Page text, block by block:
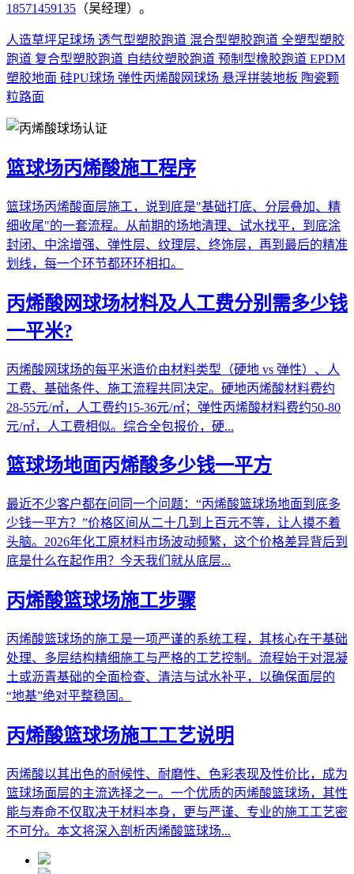
18571459135 （吴经理）。
人造草坪足球场 透气型塑胶跑道 混合型塑胶跑道 全塑型塑胶
跑道 复合型塑胶跑道 自结纹塑胶跑道 预制型橡胶跑道 EPDM
塑胶地面 硅PU球场 弹性丙烯酸网球场 悬浮拼装地板 陶瓷颗
粒路面
篮球场丙烯酸施工程序
篮球场丙烯酸面层施工，说到底是"基础打底、分层叠加、精
细收尾"的一套流程。从前期的场地清理、试水找平，到底涂
封闭、中涂增强、弹性层、纹理层、终饰层，再到最后的精准
划线，每一个环节都环环相扣。
丙烯酸网球场材料及人工费分别需多少钱
一平米?
丙烯酸网球场的每平米造价由材料类型（硬地 vs 弹性）、人
工费、基础条件、施工流程共同决定。硬地丙烯酸材料费约
28-55元/㎡，人工费约15-36元/㎡；弹性丙烯酸材料费约50-80
元/㎡，人工费相似。综合全包报价，硬...
篮球场地面丙烯酸多少钱一平方
最近不少客户都在问同一个问题：“丙烯酸篮球场地面到底多
少钱一平方？”价格区间从二十几到上百元不等，让人摸不着
头脑。2026年化工原材料市场波动频繁，这个价格差异背后到
底是什么在起作用？今天我们就从底层...
丙烯酸篮球场施工步骤
丙烯酸篮球场的施工是一项严谨的系统工程，其核心在于基础
处理、多层结构精细施工与严格的工艺控制。流程始于对混凝
土或沥青基础的全面检查、清洁与试水补平，以确保面层的
“地基”绝对平整稳固。
丙烯酸篮球场施工工艺说明
丙烯酸以其出色的耐候性、耐磨性、色彩表现及性价比，成为
篮球场面层的主流选择之一。一个优质的丙烯酸篮球场，其性
能与寿命不仅取决于材料本身，更与严谨、专业的施工工艺密
不可分。本文将深入剖析丙烯酸篮球场...